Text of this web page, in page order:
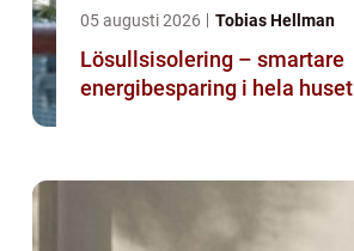
05 augusti 2026 Tobias Hellman
Lösullsisolering – smartare
energibesparing i hela huset